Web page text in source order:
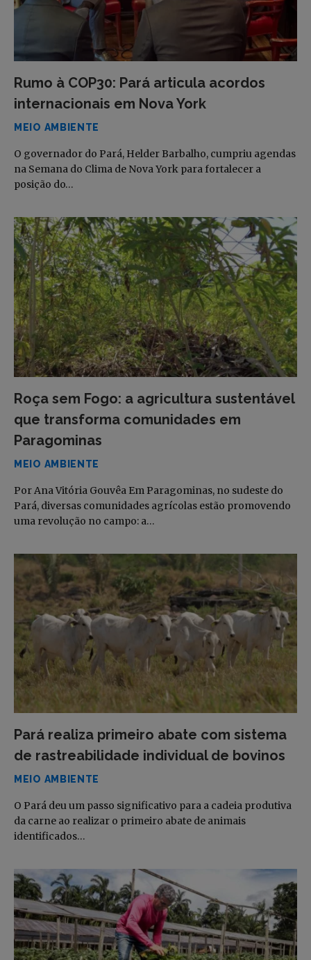
Rumo à COP30: Pará articula acordos
internacionais em Nova York
MEIO AMBIENTE
O governador do Pará, Helder Barbalho, cumpriu agendas
na Semana do Clima de Nova York para fortalecer a
posição do…
Roça sem Fogo: a agricultura sustentável
que transforma comunidades em
Paragominas
MEIO AMBIENTE
Por Ana Vitória Gouvêa Em Paragominas, no sudeste do
Pará, diversas comunidades agrícolas estão promovendo
uma revolução no campo: a…
Pará realiza primeiro abate com sistema
de rastreabilidade individual de bovinos
MEIO AMBIENTE
O Pará deu um passo significativo para a cadeia produtiva
da carne ao realizar o primeiro abate de animais
identificados…